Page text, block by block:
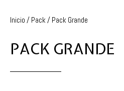
Inicio / Pack / Pack Grande
PACK GRANDE